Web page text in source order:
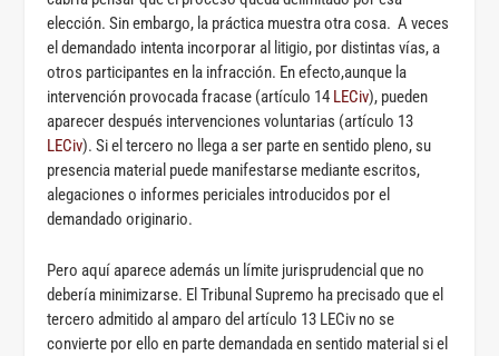
elección. Sin embargo, la práctica muestra otra cosa. A veces
el demandado intenta incorporar al litigio, por distintas vías, a
otros participantes en la infracción. En efecto,aunque la
intervención provocada fracase (artículo 14 LECiv), pueden
aparecer después intervenciones voluntarias (artículo 13
LECiv). Si el tercero no llega a ser parte en sentido pleno, su
presencia material puede manifestarse mediante escritos,
alegaciones o informes periciales introducidos por el
demandado originario.
Pero aquí aparece además un límite jurisprudencial que no
debería minimizarse. El Tribunal Supremo ha precisado que el
tercero admitido al amparo del artículo 13 LECiv no se
convierte por ello en parte demandada en sentido material si el